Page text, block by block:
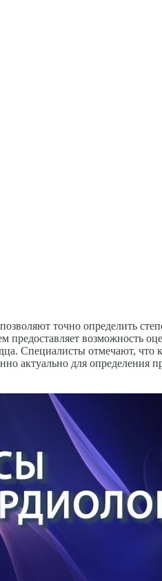
точно определить
предоставляет возможность
Специалисты отмечают, что
актуально для определения